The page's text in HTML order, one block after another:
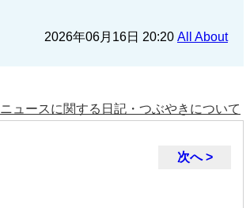
2026年06月16日 20:20 All About
ニュースに関する日記・つぶやきについて
次へ >